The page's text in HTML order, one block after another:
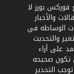
يورز لا
والأخبار
الوساطه في
والتحديث
على أراء
تكون صحيحه
التحذير